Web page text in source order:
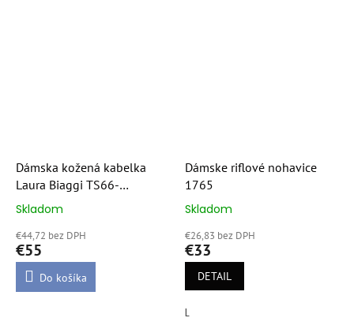
Dámska kožená kabelka
Laura Biaggi TS66-
6603/BLACK
Priemerné
produktu
je
5,0
Skladom
€44,72 bez DPH
€55
Do košíka
Dámske riflové nohavice
1765
Priemerné
produktu
je
5,0
hviezdičiek.
Skladom
€26,83 bez DPH
€33
DETAIL
L